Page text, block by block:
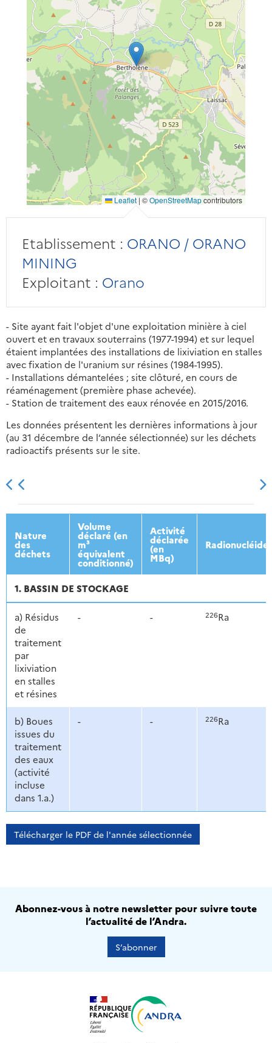
Leaflet | ©OpenStreetMapcontributors
Etablissement : ORANO / ORANO
MINING
Exploitant : Orano
- Site ayant fait l'objet d'une exploitation minière à ciel
ouvert et en travaux souterrains (1977-1994) et sur lequel
étaient implantées des installations de lixiviation en stalles
avec fixation de l'uranium sur résines (1984-1995).
- Installations démantelées ; site clôturé, en cours de
réaménagement (première phase achevée).
- Station de traitement des eaux rénovée en 2015/2016.
Les données présentent les dernières informations à jour
(au 31 décembre de l’année sélectionnée) sur les déchets
radioactifs présents sur le site.
2013 2014 2015 2016
Nature
des
déchets
Volume
déclaré (en
m³
équivalent
conditionné)
Activité
déclarée
(en
MBq)
Radionucléides
1. BASSIN DE STOCKAGE
a) Résidus
de
traitement
par
lixiviation
en stalles
et résines
- - 226Ra
b) Boues
issues du
traitement
des eaux
(activité
incluse
dans 1.a.)
- - 226Ra
Télécharger le PDF de l'année sélectionnée
Abonnez-vous à notre newsletter pour suivre toute
l’actualité de l’Andra.
S’abonner